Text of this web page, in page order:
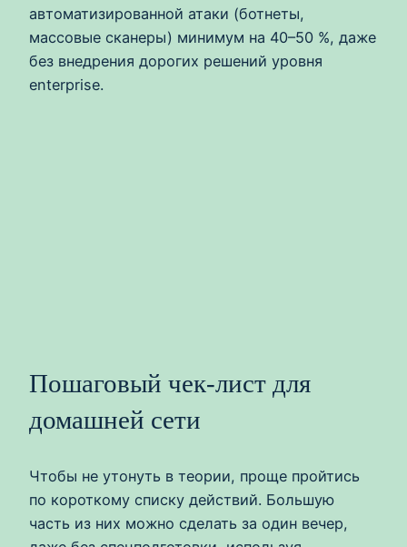
автоматизированной атаки (ботнеты,
массовые сканеры) минимум на 40–50 %, даже
без внедрения дорогих решений уровня
enterprise.
Пошаговый чек‑лист для
домашней сети
Чтобы не утонуть в теории, проще пройтись
по короткому списку действий. Большую
часть из них можно сделать за один вечер,